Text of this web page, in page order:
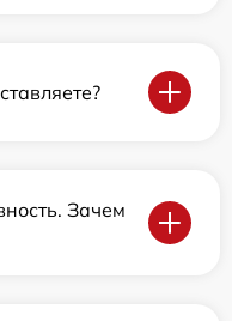
Зачем